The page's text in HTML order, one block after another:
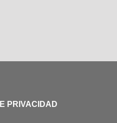
PRIVACIDAD